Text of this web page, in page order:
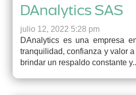
DAnalytics SAS
julio 12, 2022 5:28 pm
DAnalytics es una empresa
tranquilidad, confianza y valor a
brindar un respaldo constante